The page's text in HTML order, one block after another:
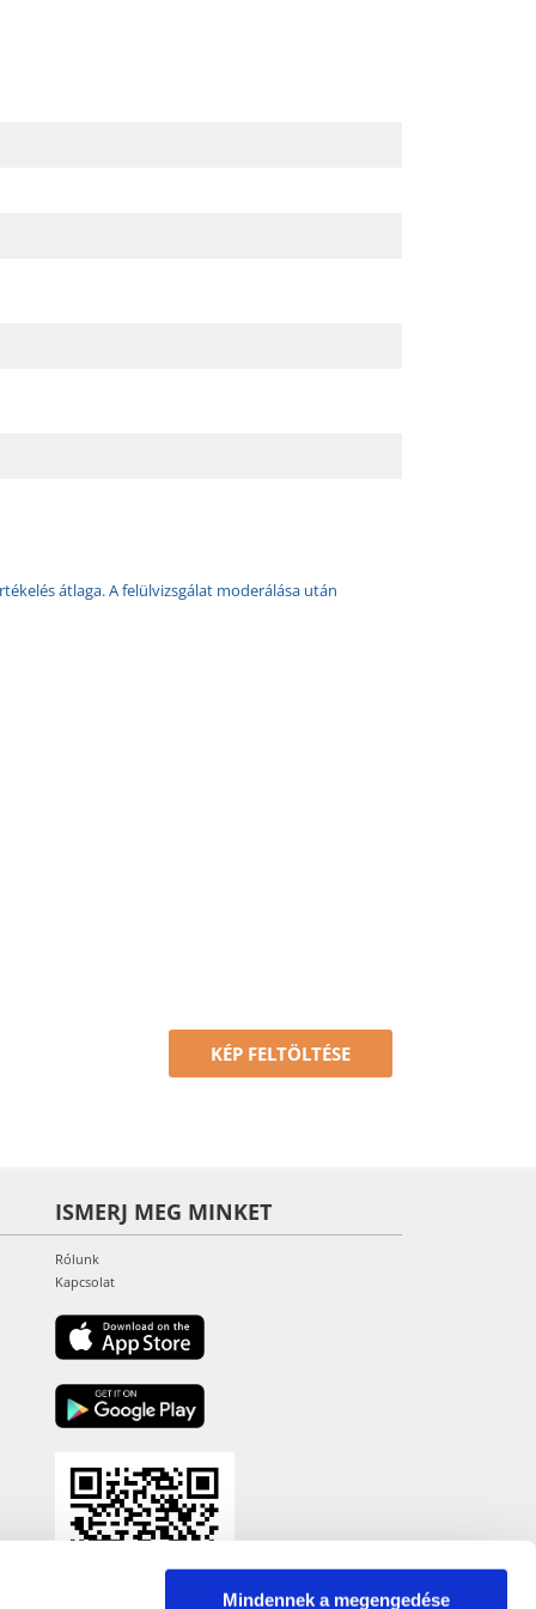
Mindennek a megengedése
átlaga. A felülvizsgálat moderálása után
KÉP FELTÖLTÉSE
ISMERJ MEG MINKET
Rólunk
Kapcsolat